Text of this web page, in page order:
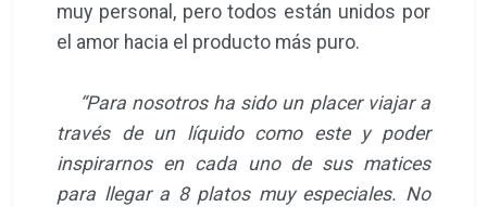
muy personal, pero todos están unidos por
el amor hacia el producto más puro.
“Para nosotros ha sido un placer viajar a
través de un líquido como este y poder
inspirarnos en cada uno de sus matices
para llegar a 8 platos muy especiales. No